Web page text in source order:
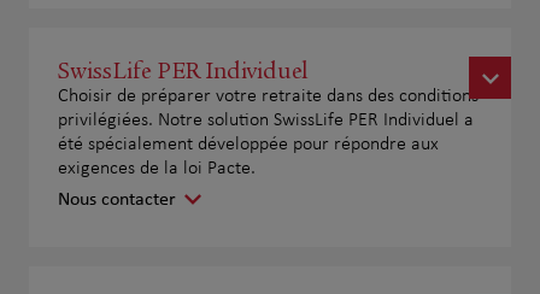
SwissLife PER Individuel
Choisir de préparer votre retraite dans des conditions
privilégiées. Notre solution SwissLife PER Individuel a
été spécialement développée pour répondre aux
exigences de la loi Pacte.
Nous contacter